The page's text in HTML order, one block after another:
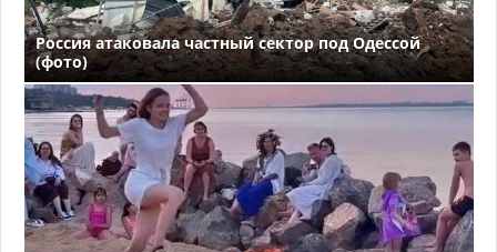
Россия атаковала частный сектор под Одессой
(фото)